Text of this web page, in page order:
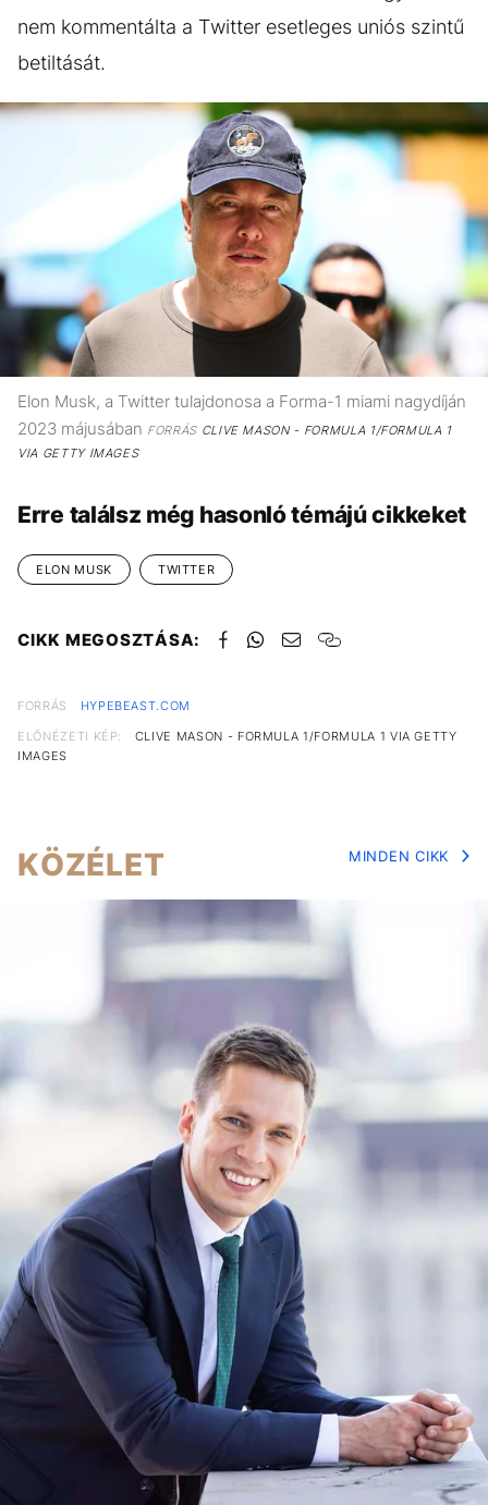
nem kommentálta a Twitter esetleges uniós szintű
betiltását.
Elon Musk, a Twitter tulajdonosa a Forma-1 miami nagydíján
2023 májusában FORRÁSCLIVE MASON - FORMULA 1/FORMULA 1
VIA GETTY IMAGES
Erre találsz még hasonló témájú cikkeket
ELON MUSK TWITTER
CIKK MEGOSZTÁSA:
FORRÁS
HYPEBEAST.COM
ELŐNÉZETI KÉP:
CLIVE MASON - FORMULA 1/FORMULA 1 VIA GETTY
IMAGES
KÖZÉLET MINDEN CIKK